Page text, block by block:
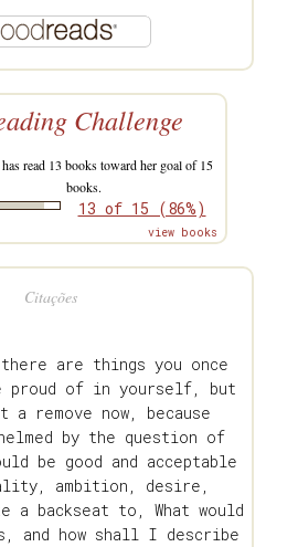
Challenge
has read 13 books toward her goal of 15
books.
13 of 15 (86%)
view books
Citações
there are things you once
proud of in yourself, but
remove now, because
by the question of
be good and acceptable
ambition, desire,
a backseat to, What would
and how shall I describe